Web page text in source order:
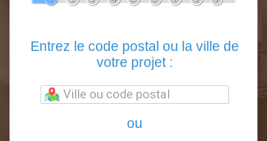
En 5 minutes, demandez3 devis comparatifs
3 4 5
Entrez le code postal ou la